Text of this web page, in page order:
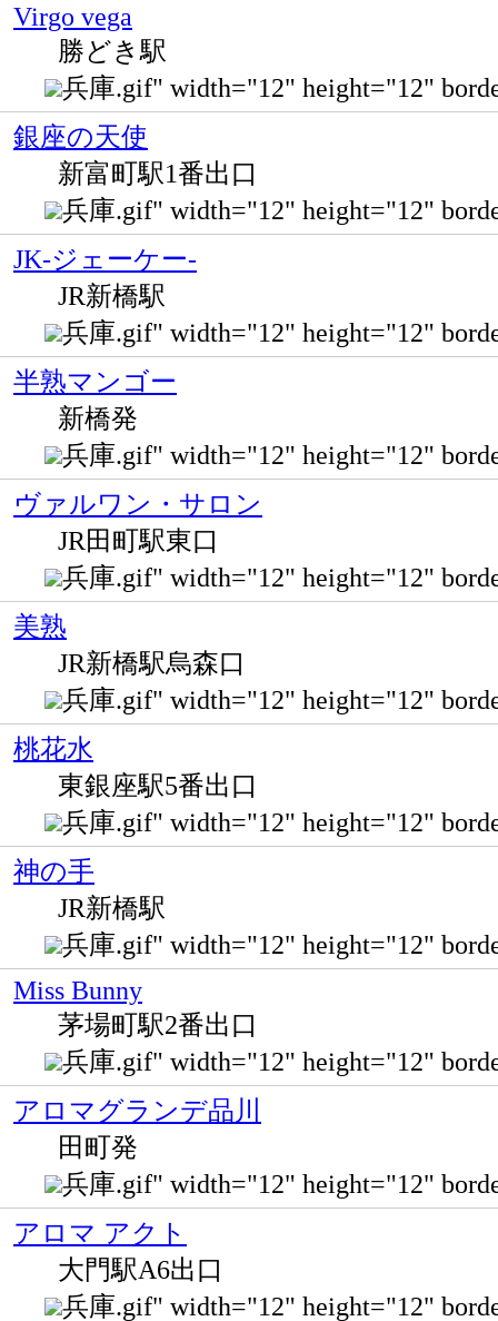
Virgo vega
勝どき駅
兵庫.gif" width="12" height="12"
銀座の天使
新富町駅1番出口
兵庫.gif" width="12" height="12"
JK-ジェーケー-
JR新橋駅
兵庫.gif" width="12" height="12"
半熟マンゴー
新橋発
兵庫.gif" width="12" height="12"
ヴァルワン・サロン
JR田町駅東口
兵庫.gif" width="12" height="12"
美熟
JR新橋駅烏森口
兵庫.gif" width="12" height="12"
桃花水
東銀座駅5番出口
兵庫.gif" width="12" height="12"
神の手
JR新橋駅
兵庫.gif" width="12" height="12"
Miss Bunny
茅場町駅2番出口
兵庫.gif" width="12" height="12"
アロマグランデ品川
田町発
兵庫.gif" width="12" height="12"
アロマ アクト
大門駅A6出口
兵庫.gif" width="12" height="12"